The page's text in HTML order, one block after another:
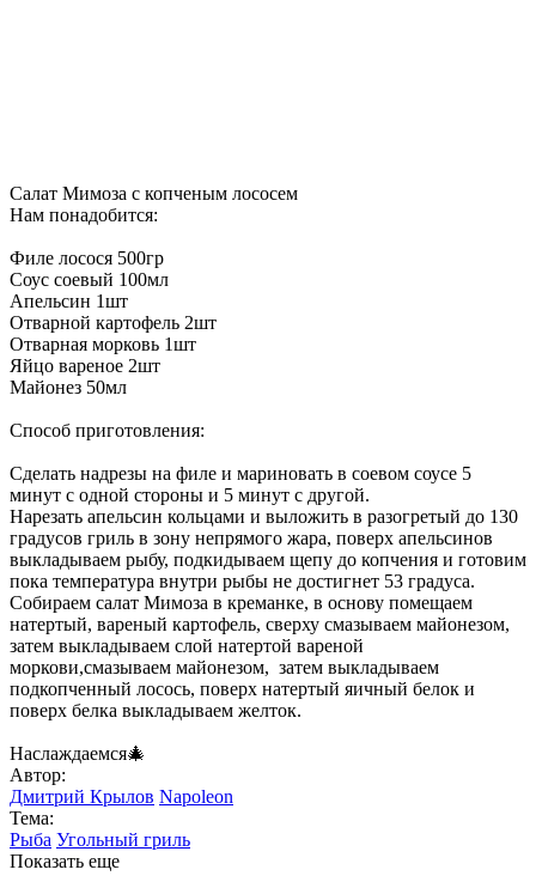
Салат Мимоза с копченым лососем
Нам понадобится:
Филе лосося 500гр
Соус соевый 100мл
Апельсин 1шт
Отварной картофель 2шт
Отварная морковь 1шт
Яйцо вареное 2шт
Майонез 50мл
Способ приготовления:
Сделать надрезы на филе и мариновать в соевом соусе 5
минут с одной стороны и 5 минут с другой.
Нарезать апельсин кольцами и выложить в разогретый до 130
градусов гриль в зону непрямого жара, поверх апельсинов
выкладываем рыбу, подкидываем щепу до копчения и готовим
пока температура внутри рыбы не достигнет 53 градуса.
Собираем салат Мимоза в креманке, в основу помещаем
натертый, вареный картофель, сверху смазываем майонезом,
затем выкладываем слой натертой вареной
моркови,смазываем майонезом, затем выкладываем
подкопченный лосось, поверх натертый яичный белок и
поверх белка выкладываем желток.
Наслаждаемся🎄
Автор:
Дмитрий Крылов Napoleon
Тема:
Рыба Угольный гриль
Показать еще